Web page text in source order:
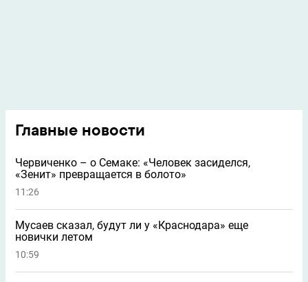
Главные новости
Червиченко – о Семаке: «Человек засиделся,
«Зенит» превращается в болото»
11:26
Мусаев сказал, будут ли у «Краснодара» еще
новички летом
10:59